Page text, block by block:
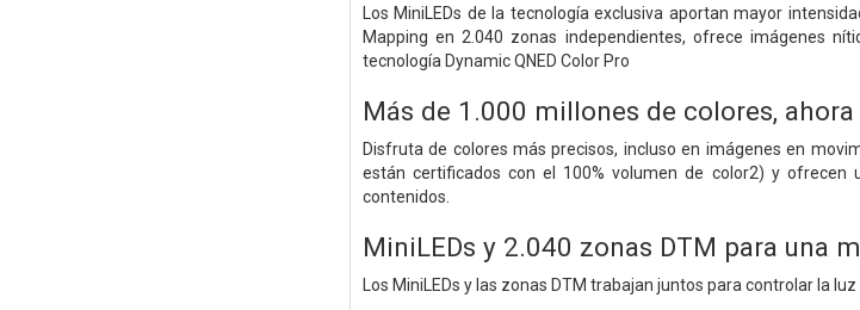
Los MiniLEDs de la tecnología exclusiva aportan mayor
Mapping en 2.040 zonas independientes, ofrece imágenes
tecnología Dynamic QNED Color Pro
Más de 1.000 millones de colores,
Disfruta de colores más precisos, incluso en imágenes en
están certificados con el 100% volumen de color2) y
contenidos.
MiniLEDs y 2.040 zonas DTM para una
Los MiniLEDs y las zonas DTM trabajan juntos para controlar la